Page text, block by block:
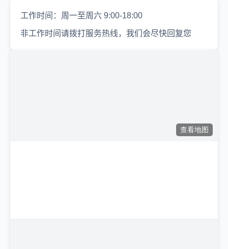
工作时间：周一至周六 9:00-18:00
非工作时间请拨打服务热线，我们会尽快回复您